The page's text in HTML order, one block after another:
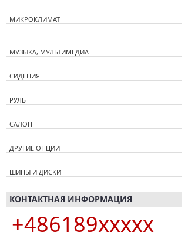
МИКРОКЛИМАТ
-
МУЗЫКА, МУЛЬТИМЕДИА
СИДЕНИЯ
РУЛЬ
САЛОН
ДРУГИЕ ОПЦИИ
ШИНЫ И ДИСКИ
КОНТАКТНАЯ ИНФОРМАЦИЯ
+486189xxxxx